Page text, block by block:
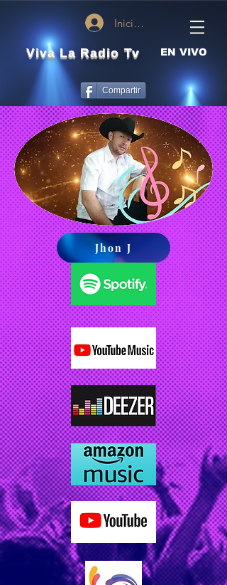
Iniciar sesión
Viva La Radio Tv EN VIVO
Compartir
Jhon J